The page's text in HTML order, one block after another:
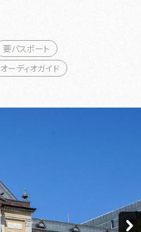
要パスポート
オーディオガイド